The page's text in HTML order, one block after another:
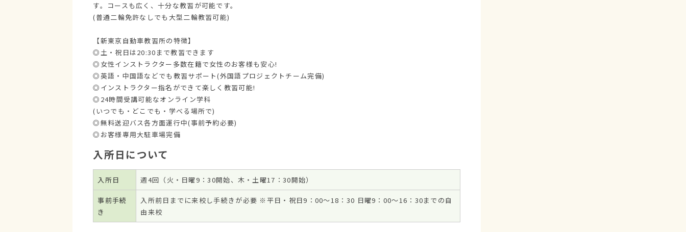
す。コースも広く、十分な教習が可能です。
(普通二輪免許なしでも大型二輪教習可能)
【新東京自動車教習所の特徴】
◎土・祝日は20:30まで教習できます
◎女性インストラクター多数在籍で女性のお客様も安心!
◎英語・中国語などでも教習サポート(外国語プロジェクトチーム完備)
◎インストラクター指名ができて楽しく教習可能!
◎24時間受講可能なオンライン学科
(いつでも・どこでも・学べる場所で)
◎無料送迎バス各方面運行中(事前予約必要)
◎お客様専用大駐車場完備
入所日について
入所日 週4回（火・日曜9：30開始、木・土曜17：30開始）
事前手続
き
入所前日までに来校し手続きが必要 ※平日・祝日9：00～18：30 日曜9：00～16：30までの自
由来校